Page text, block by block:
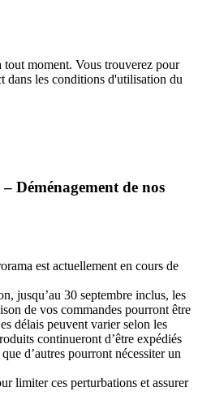
moment. Vous trouverez pour
dans les conditions d'utilisation du
Déménagement de nos
est actuellement en cours de
jusqu’au 30 septembre inclus, les
de vos commandes pourront être
délais peuvent varier selon les
continueront d’être expédiés
d’autres pourront nécessiter un
limiter ces perturbations et assurer